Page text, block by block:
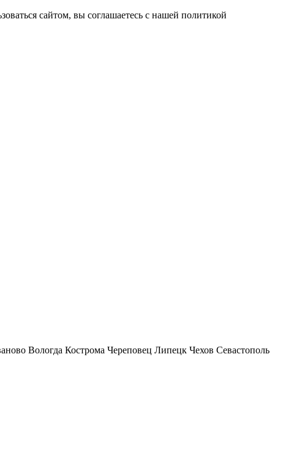
сайтом, вы соглашаетесь с нашей политикой
Вологда Кострома Череповец Липецк Чехов Севастополь